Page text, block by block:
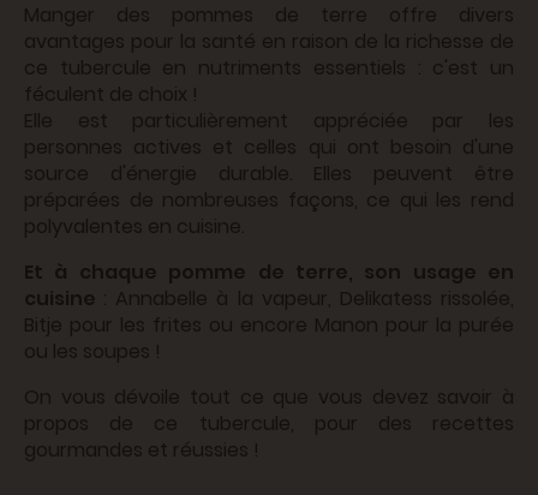
Manger des pommes de terre offre divers
avantages pour la santé en raison de la richesse de
ce tubercule en nutriments essentiels : c'est un
féculent de choix !
Elle est particulièrement appréciée par les
personnes actives et celles qui ont besoin d'une
source d'énergie durable. Elles peuvent être
préparées de nombreuses façons, ce qui les rend
polyvalentes en cuisine.
Et à chaque pomme de terre, son usage en
cuisine : Annabelle à la vapeur, Delikatess rissolée,
Bitje pour les frites ou encore Manon pour la purée
ou les soupes !
On vous dévoile tout ce que vous devez savoir à
propos de ce tubercule, pour des recettes
gourmandes et réussies !